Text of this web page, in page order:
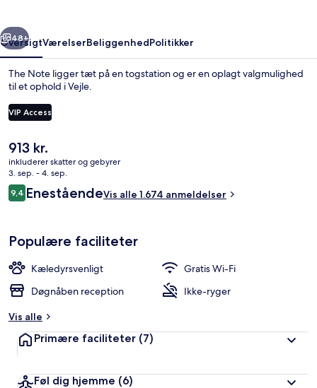
Premium-sengetøj,
Næste
48+
OversigtVærelserBeliggenhedPolitikker
The Note ligger tæt på en togstation og er en oplagt valgmulighed
til et ophold i Vejle.
VIP Access
Den
nuværende
pris
er
913 kr.
913 kr.
inkluderer skatter og gebyrer
3. sep. - 4. sep.
Anmeldelser
9,49,4 ud af 10.
EneståendeVis alle 1.674 anmeldelser
Populære faciliteter
Kæledyrsvenligt
Gratis Wi-Fi
Døgnåben reception
Ikke-ryger
Vis alle
Primære faciliteter (7)
Føl dig hjemme (6)